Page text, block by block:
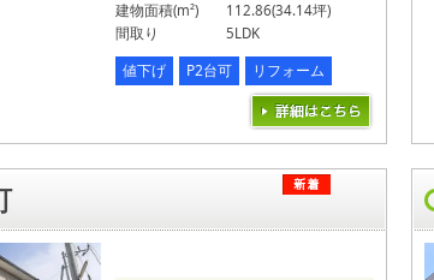
建物面積(m²)
112.86(34.14坪)
間取り
5LDK
値下げ P2台可 リフォーム